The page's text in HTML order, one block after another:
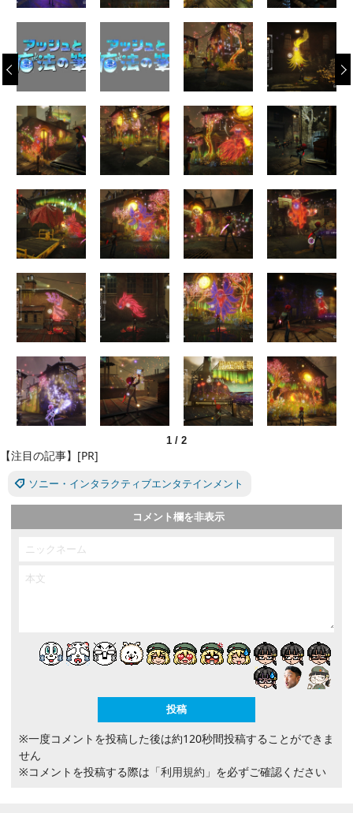
1 / 2
‹
【注目の記事】[PR]
ソニー・インタラクティブエンタテインメント
コメント欄を非表示
※一度コメントを投稿した後は約120秒間投稿することができま
せん
※コメントを投稿する際は 「利用規約」 を必ずご確認ください